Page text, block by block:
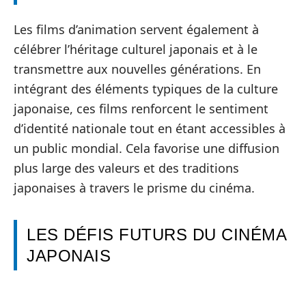
Les films d’animation servent également à
célébrer l’héritage culturel japonais et à le
transmettre aux nouvelles générations. En
intégrant des éléments typiques de la culture
japonaise, ces films renforcent le sentiment
d’identité nationale tout en étant accessibles à
un public mondial. Cela favorise une diffusion
plus large des valeurs et des traditions
japonaises à travers le prisme du cinéma.
LES DÉFIS FUTURS DU CINÉMA
JAPONAIS